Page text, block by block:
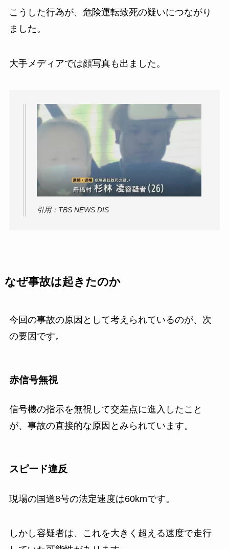
こうした行為が、危険運転致死の疑いにつながり
ました。
大手メディアでは顔写真も出ました。
引用：TBS NEWS DIS
なぜ事故は起きたのか
今回の事故の原因として考えられているのが、次
の要因です。
赤信号無視
信号機の指示を無視して交差点に進入したこと
が、事故の直接的な原因とみられています。
スピード違反
現場の国道8号の法定速度は60kmです。
しかし容疑者は、これを大きく超える速度で走行